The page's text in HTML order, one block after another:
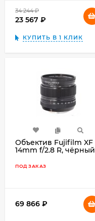
34 244
23 567
КУПИТЬ В 1 КЛИК
Объектив Fujifilm XF
14mm f/2.8 R, чёрный
ПОД ЗАКАЗ
69 866